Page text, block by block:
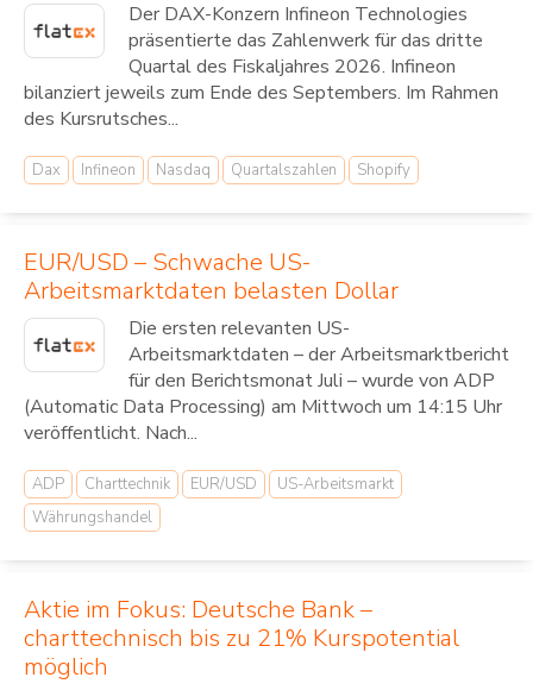
Der DAX-Konzern Infineon Technologies
präsentierte das Zahlenwerk für das dritte
Quartal des Fiskaljahres 2026. Infineon
bilanziert jeweils zum Ende des Septembers. Im Rahmen
des Kursrutsches...
Dax Infineon Nasdaq Quartalszahlen Shopify
EUR/USD – Schwache US-
Arbeitsmarktdaten belasten Dollar
Die ersten relevanten US-
Arbeitsmarktdaten – der Arbeitsmarktbericht
für den Berichtsmonat Juli – wurde von ADP
(Automatic Data Processing) am Mittwoch um 14:15 Uhr
veröffentlicht. Nach...
ADP Charttechnik EUR/USD
US-Arbeitsmarkt
Währungshandel
Aktie im Fokus: Deutsche Bank –
charttechnisch bis zu 21% Kurspotential
möglich